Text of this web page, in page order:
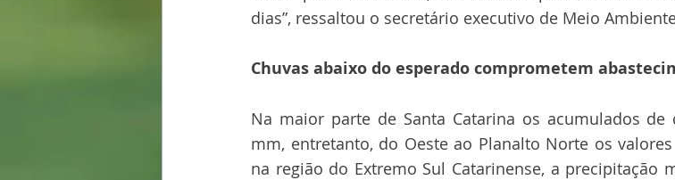
dias”, ressaltou o secretário executivo de Meio
Chuvas abaixo do esperado comprometem
Na maior parte de Santa Catarina os acumulados
mm, entretanto, do Oeste ao Planalto Norte os
na região do Extremo Sul Catarinense, a precipitação